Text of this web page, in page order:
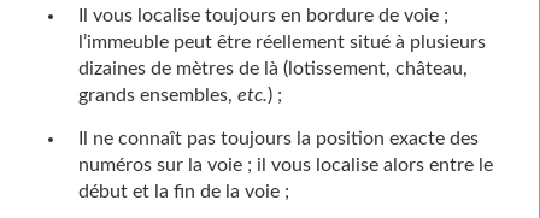
Il vous localise toujours en bordure de voie ;
l’immeuble peut être réellement situé à plusieurs
dizaines de mètres de là (lotissement, château,
grands ensembles, etc.) ;
Il ne connaît pas toujours la position exacte des
numéros sur la voie ; il vous localise alors entre le
début et la fin de la voie ;